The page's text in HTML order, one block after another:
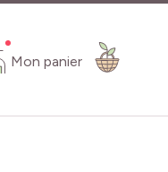
Mon panier